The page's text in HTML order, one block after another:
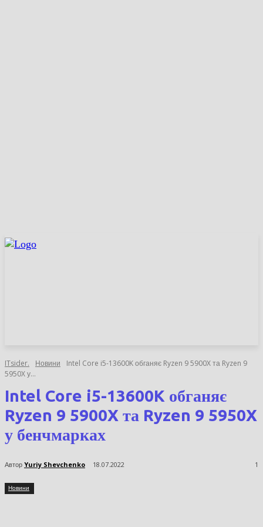
ITsider. Новини
Intel Core i5-13600K обганяє Ryzen 9 5900X та Ryzen 9
5950X у...
Intel Core i5-13600K обганяє
Ryzen 9 5900X та Ryzen 9
5950X у бенчмарках
Автор Yuriy Shevchenko 18.07.2022 1
Новини